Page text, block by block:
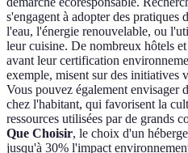
s'engagent à adopter des pratiques
l'eau, l'énergie renouvelable, ou
leur cuisine. De nombreux hôtels
avant leur certification
exemple, misent sur des initiatives
Vous pouvez également envisager
chez l'habitant, qui favorisent la
ressources utilisées par de grands
Que Choisir, le choix d'un
jusqu'à 30% l'impact